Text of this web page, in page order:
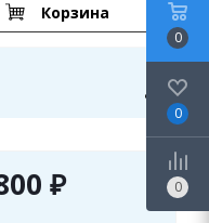
Корзина
₽
0
0
0